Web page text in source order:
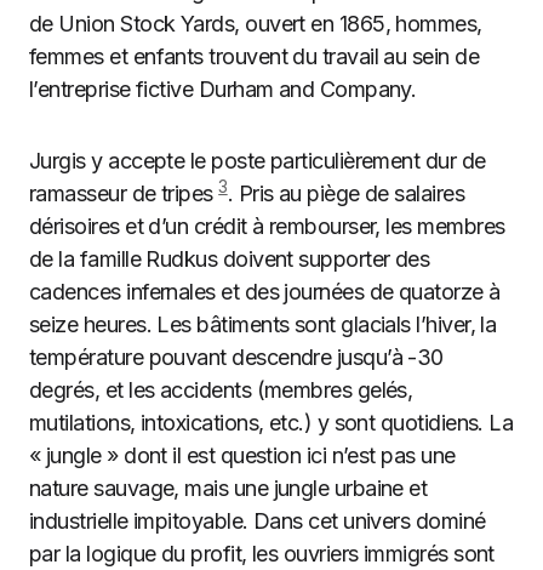
de Union Stock Yards, ouvert en 1865, hommes,
femmes et enfants trouvent du travail au sein de
l’entreprise fictive Durham and Company.
Jurgis y accepte le poste particulièrement dur de
ramasseur de tripes3. Pris au piège de salaires
dérisoires et d’un crédit à rembourser, les membres
de la famille Rudkus doivent supporter des
cadences infernales et des journées de quatorze à
seize heures. Les bâtiments sont glacials l’hiver, la
température pouvant descendre jusqu’à -30
degrés, et les accidents (membres gelés,
mutilations, intoxications, etc.) y sont quotidiens. La
« jungle » dont il est question ici n’est pas une
nature sauvage, mais une jungle urbaine et
industrielle impitoyable. Dans cet univers dominé
par la logique du profit, les ouvriers immigrés sont